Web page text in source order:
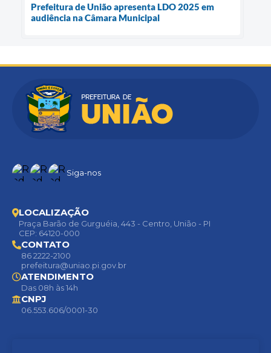
Prefeitura de União apresenta LDO 2025 em
audiência na Câmara Municipal
Siga-nos
LOCALIZAÇÃO
Praça Barão de Gurguéia, 443 - Centro, União - PI
CEP: 64120-000
CONTATO
86 2222-2100
prefeitura@uniao.pi.gov.br
ATENDIMENTO
Das 08h às 14h
CNPJ
06.553.606/0001-30